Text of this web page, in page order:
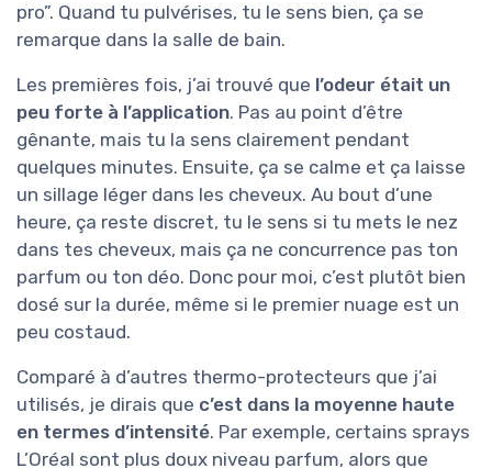
pro”. Quand tu pulvérises, tu le sens bien, ça se
remarque dans la salle de bain.
Les premières fois, j’ai trouvé que l’odeur était un
peu forte à l’application. Pas au point d’être
gênante, mais tu la sens clairement pendant
quelques minutes. Ensuite, ça se calme et ça laisse
un sillage léger dans les cheveux. Au bout d’une
heure, ça reste discret, tu le sens si tu mets le nez
dans tes cheveux, mais ça ne concurrence pas ton
parfum ou ton déo. Donc pour moi, c’est plutôt bien
dosé sur la durée, même si le premier nuage est un
peu costaud.
Comparé à d’autres thermo-protecteurs que j’ai
utilisés, je dirais que c’est dans la moyenne haute
en termes d’intensité. Par exemple, certains sprays
L’Oréal sont plus doux niveau parfum, alors que